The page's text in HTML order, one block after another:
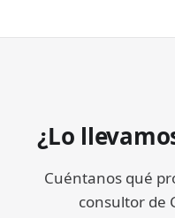
¿Lo
Cuéntanos qué
consultor de